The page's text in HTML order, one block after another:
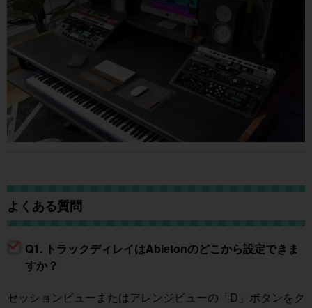
よくある質問
Q1. トラックディレイはAbletonのどこから設定できま
すか？
セッションビューまたはアレンジビューの「D」ボタンをク